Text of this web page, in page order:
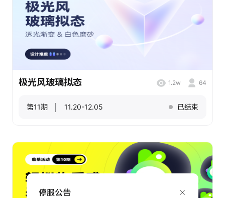
极光风玻璃拟态 1.2w 64
第11期 11.20-12.05 已结束
停服公告